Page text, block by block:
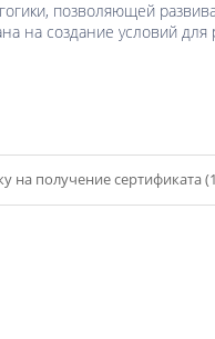
позволяющей
на создание условий
на получение сертификата